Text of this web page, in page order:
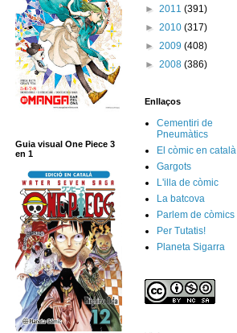
Guia visual One Piece 3
en 1
► 2011 (391)
► 2010 (317)
► 2009 (408)
► 2008 (386)
Enllaços
Cementiri de
Pneumàtics
El còmic en català
Gargots
L'illa de còmic
La batcova
Parlem de còmics
Per Tutatis!
Planeta Sigarra